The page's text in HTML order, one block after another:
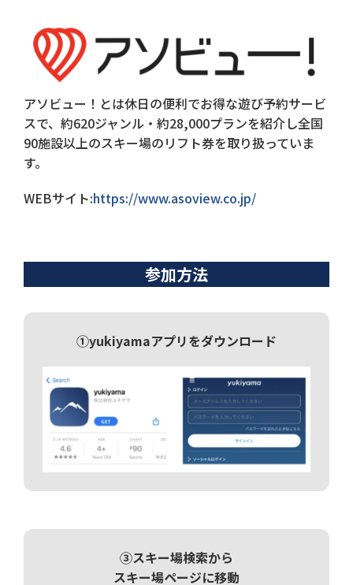
アソビュー！とは休日の便利でお得な遊び予約サービ
スで、約620ジャンル・約28,000プランを紹介し全国
90施設以上のスキー場のリフト券を取り扱っていま
す。
WEBサイト:https://www.asoview.co.jp/
参加方法
①yukiyamaアプリをダウンロード
③スキー場検索から
スキー場ページに移動